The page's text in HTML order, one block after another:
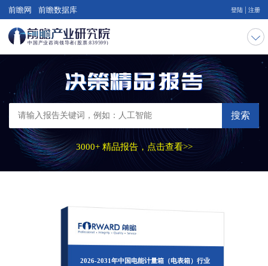
前瞻网 前瞻数据库 登陆 注册
搜索
3000+ 精品报告，点击查看>>
2026-2031年中国电能计量箱（电表箱）行业